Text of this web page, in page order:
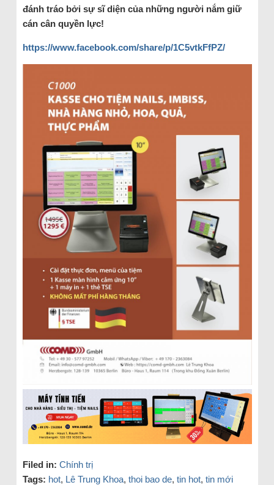
đánh tráo bởi sự sĩ diện của những người nắm giữ
cán cân quyền lực!
https://www.facebook.com/share/p/1C5vtkFfPZ/
Filed in: Chính trị
Tags: hot, Lê Trung Khoa, thoi bao de, tin hot, tin mới